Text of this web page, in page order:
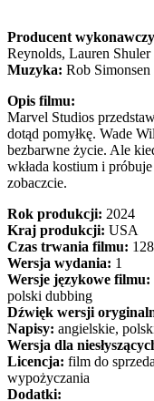
Producent
Reynolds, Lauren
Muzyka: Rob Simonsen
Opis filmu:
Marvel Studios
dotąd pomyłkę. Wade
bezbarwne życie. Ale
wkłada kostium i
zobaczcie.
Rok produkcji: 2024
Kraj produkcji: USA
Czas trwania filmu:
Wersja wydania: 1
Wersje językowe filmu:
polski dubbing
Dźwięk wersji
Napisy: angielskie,
Wersja dla
Licencja: film do
wypożyczania
Dodatki: